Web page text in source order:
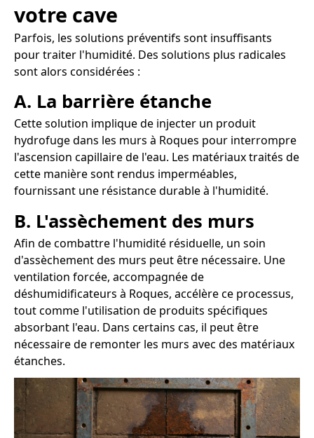
votre cave
Parfois, les solutions préventifs sont insuffisants
pour traiter l'humidité. Des solutions plus radicales
sont alors considérées :
A. La barrière étanche
Cette solution implique de injecter un produit
hydrofuge dans les murs à Roques pour interrompre
l'ascension capillaire de l'eau. Les matériaux traités de
cette manière sont rendus imperméables,
fournissant une résistance durable à l'humidité.
B. L'assèchement des murs
Afin de combattre l'humidité résiduelle, un soin
d'assèchement des murs peut être nécessaire. Une
ventilation forcée, accompagnée de
déshumidificateurs à Roques, accélère ce processus,
tout comme l'utilisation de produits spécifiques
absorbant l'eau. Dans certains cas, il peut être
nécessaire de remonter les murs avec des matériaux
étanches.